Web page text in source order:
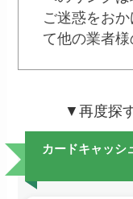
ご迷惑をお
て他の業者様
▼再度探
カードキャッシ